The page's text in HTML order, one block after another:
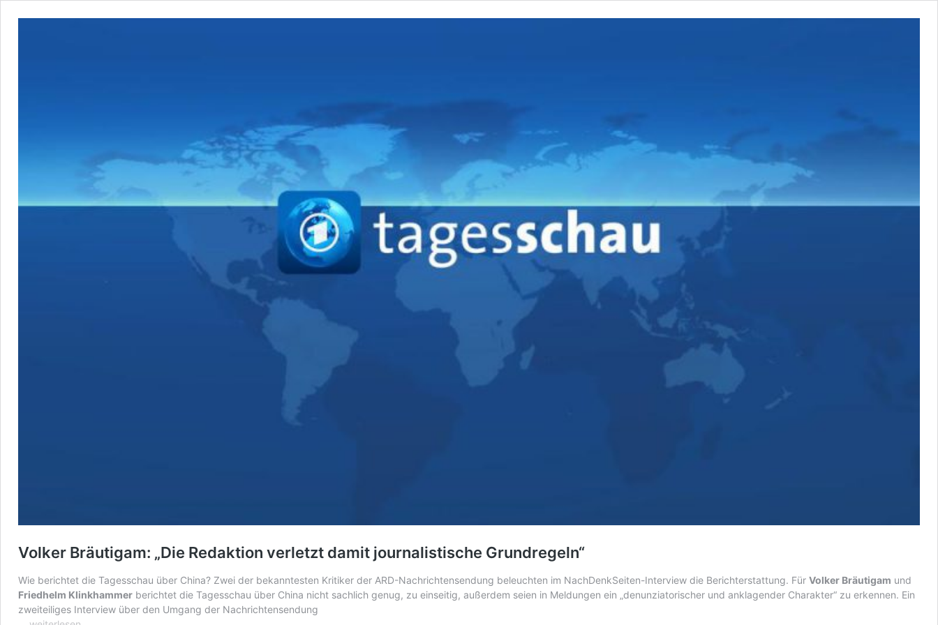
Volker Bräutigam: „Die Redaktion verletzt damit journalistische Grundregeln“
Wie berichtet die Tagesschau über China? Zwei der bekanntesten Kritiker der ARD-Nachrichtensendung beleuchten im NachDenkSeiten-Interview die Berichterstattung. Für Volker Bräutigam und
Friedhelm Klinkhammer berichtet die Tagesschau über China nicht sachlich genug, zu einseitig, außerdem seien in Meldungen ein „denunziatorischer und anklagender Charakter“ zu erkennen. Ein
zweiteiliges Interview über den Umgang der Nachrichtensendung